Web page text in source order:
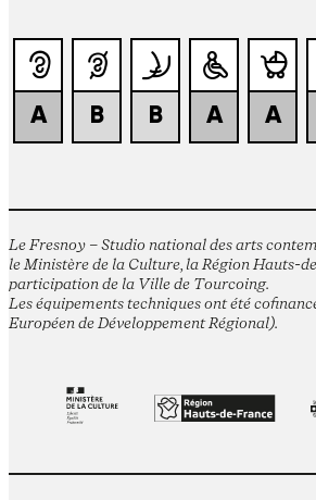
Le Fresnoy – Studio national des arts
le Ministère de la Culture, la Région Hauts-
participation de la Ville de Tourcoing.
Les équipements techniques ont été
Européen de Développement Régional).